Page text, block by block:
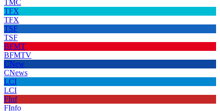
TMC
TFX
TFX
TSF
TSF
BFMT
BFMTV
CNew
CNews
LCI
LCI
FInf
FInfo